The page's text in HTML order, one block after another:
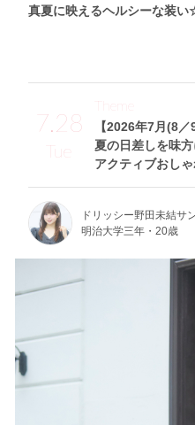
真夏に映えるヘルシーな装
7.28
Tue
【2026年7月(8／
夏の日差しを味
アクティブおし
Theme
ドリッシー野田未結サ
明治大学三年・20歳